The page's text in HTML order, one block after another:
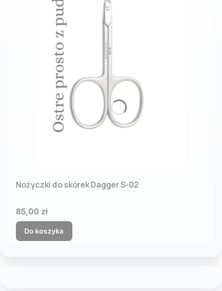
Nożyczki do skórek Dagger S-02
Cena
85,00 zł
Do koszyka